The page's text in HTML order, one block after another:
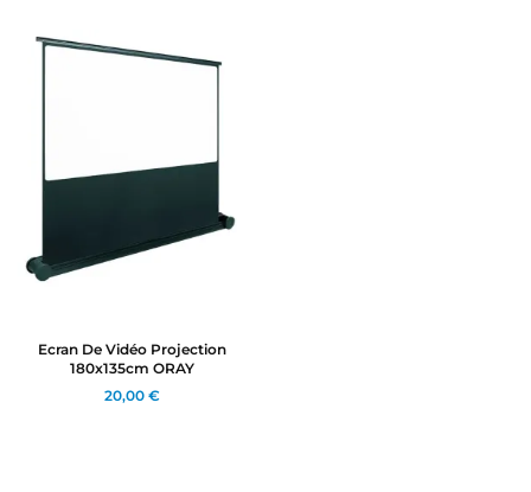
Ecran De Vidéo Projection
180x135cm ORAY
20,00 €